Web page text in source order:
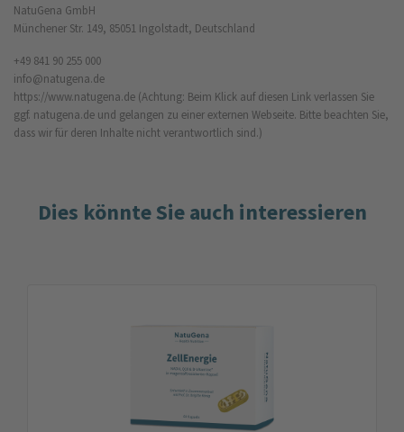
NatuGena GmbH
Münchener Str. 149, 85051 Ingolstadt, Deutschland
+49 841 90 255 000
info@natugena.de
https://www.natugena.de (Achtung: Beim Klick auf diesen Link verlassen Sie
ggf. natugena.de und gelangen zu einer externen Webseite. Bitte beachten Sie,
dass wir für deren Inhalte nicht verantwortlich sind.)
Dies könnte Sie auch interessieren